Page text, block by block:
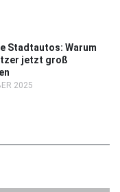
Stadtautos: Warum
jetzt groß
2025